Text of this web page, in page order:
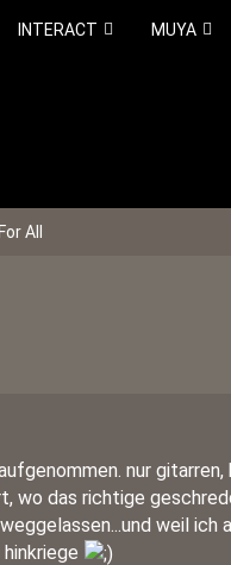
INTERACT MUYA
All
nur gitarren,
wo das richtige
weil ich